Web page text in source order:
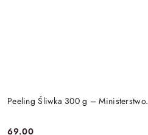
Peeling Śliwka 300 g – Ministerstwo.
69.00